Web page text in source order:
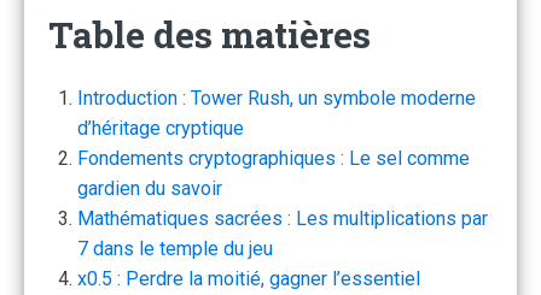
Table des matières
Introduction : Tower Rush, un symbole moderne
d’héritage cryptique
Fondements cryptographiques : Le sel comme
gardien du savoir
Mathématiques sacrées : Les multiplications par
7 dans le temple du jeu
x0.5 : Perdre la moitié, gagner l’essentiel